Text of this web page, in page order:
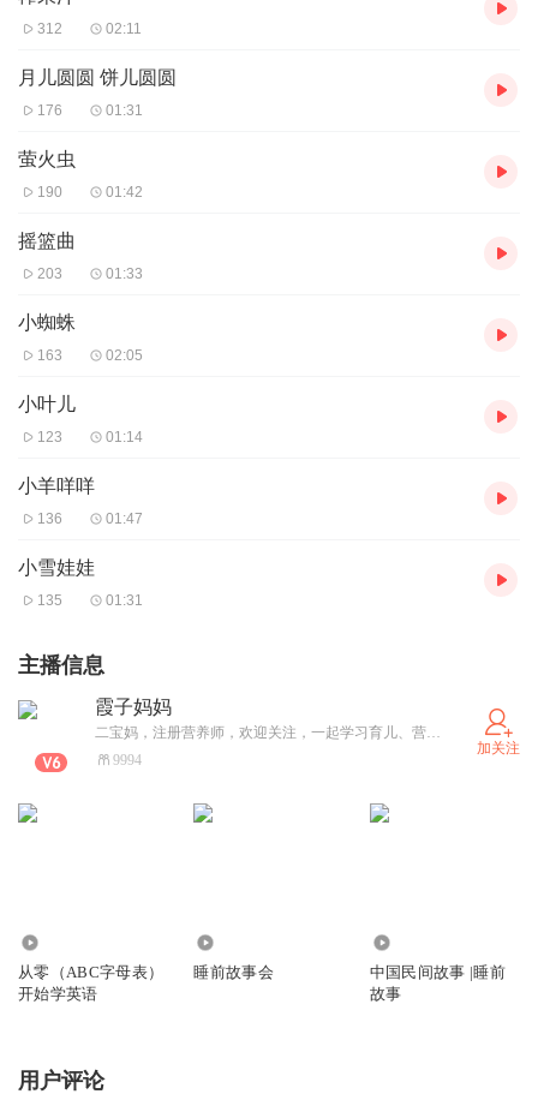
312 02:11
月儿圆圆 饼儿圆圆
176 01:31
萤火虫
190 01:42
摇篮曲
203 01:33
小蜘蛛
163 02:05
小叶儿
123 01:14
小羊咩咩
136 01:47
小雪娃娃
135 01:31
主播信息
霞子妈妈
二宝妈，注册营养师，欢迎关注，一起学习育儿、营养与健康知识。公众号:贤霞说
9994
加关注
从零（ABC字母表）
开始学英语
睡前故事会
中国民间故事 |睡前
故事
用户评论